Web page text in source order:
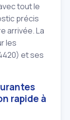
tout le
précis
arrivée. La
les
et ses
rapide à